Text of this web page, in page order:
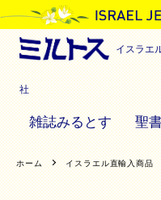
イスラエ
社
雑誌みるとす 聖
ホーム イスラエル直輸入商品